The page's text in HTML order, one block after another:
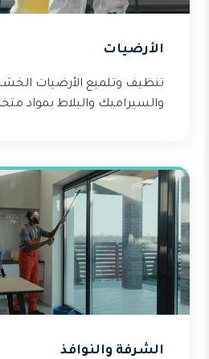
الأرضيات
تنظيف وتلميع الأرضيات
والسيراميك والبلاط بمواد
الشرفة والنوافذ